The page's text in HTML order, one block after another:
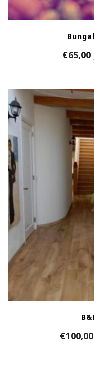
€65,00
€100,00